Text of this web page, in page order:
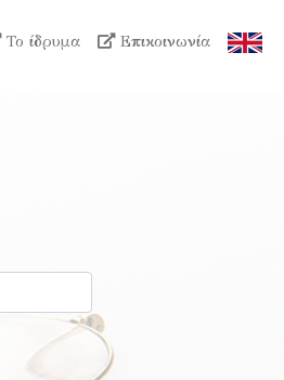
Το ίδρυμα Επικοινωνία